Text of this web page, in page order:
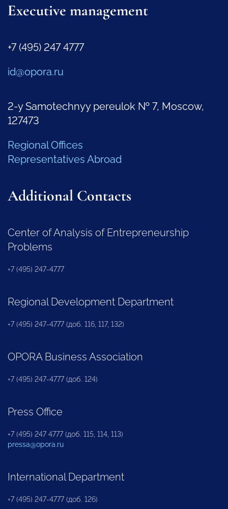
Executive management
+7 (495) 247 4777
id@opora.ru
2-y Samotechnyy pereulok № 7, Moscow,
127473
Regional Offices
Representatives Abroad
Additional Contacts
Center of Analysis of Entrepreneurship
Problems
+7 (495) 247-4777
Regional Development Department
+7 (495) 247-4777 (доб. 116, 117, 132)
OPORA Business Association
+7 (495) 247-4777 (доб. 124)
Press Office
+7 (495) 247 4777 (доб. 115, 114, 113)
pressa@opora.ru
International Department
+7 (495) 247-4777 (доб. 126)